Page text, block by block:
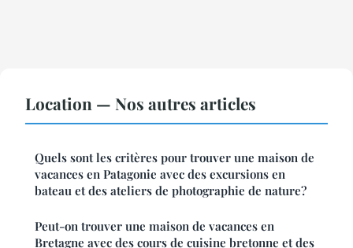
Location — Nos autres articles
Quels sont les critères pour trouver une maison de
vacances en Patagonie avec des excursions en
bateau et des ateliers de photographie de nature?
Peut-on trouver une maison de vacances en
Bretagne avec des cours de cuisine bretonne et des